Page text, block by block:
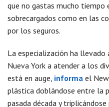
que no gastas mucho tiempo
sobrecargados como en las
por los seguros.
La especialización ha
Nueva York a atender a los
está en auge, informa el
plástica doblándose entre la
pasada década y